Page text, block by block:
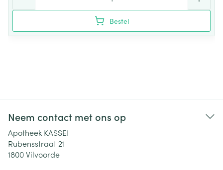
Bestel
Neem contact met ons op
Apotheek KASSEI
Rubensstraat 21
1800Vilvoorde